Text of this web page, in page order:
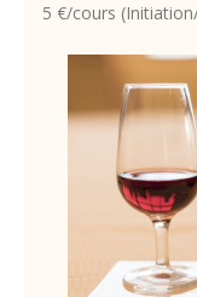
5 €/cours